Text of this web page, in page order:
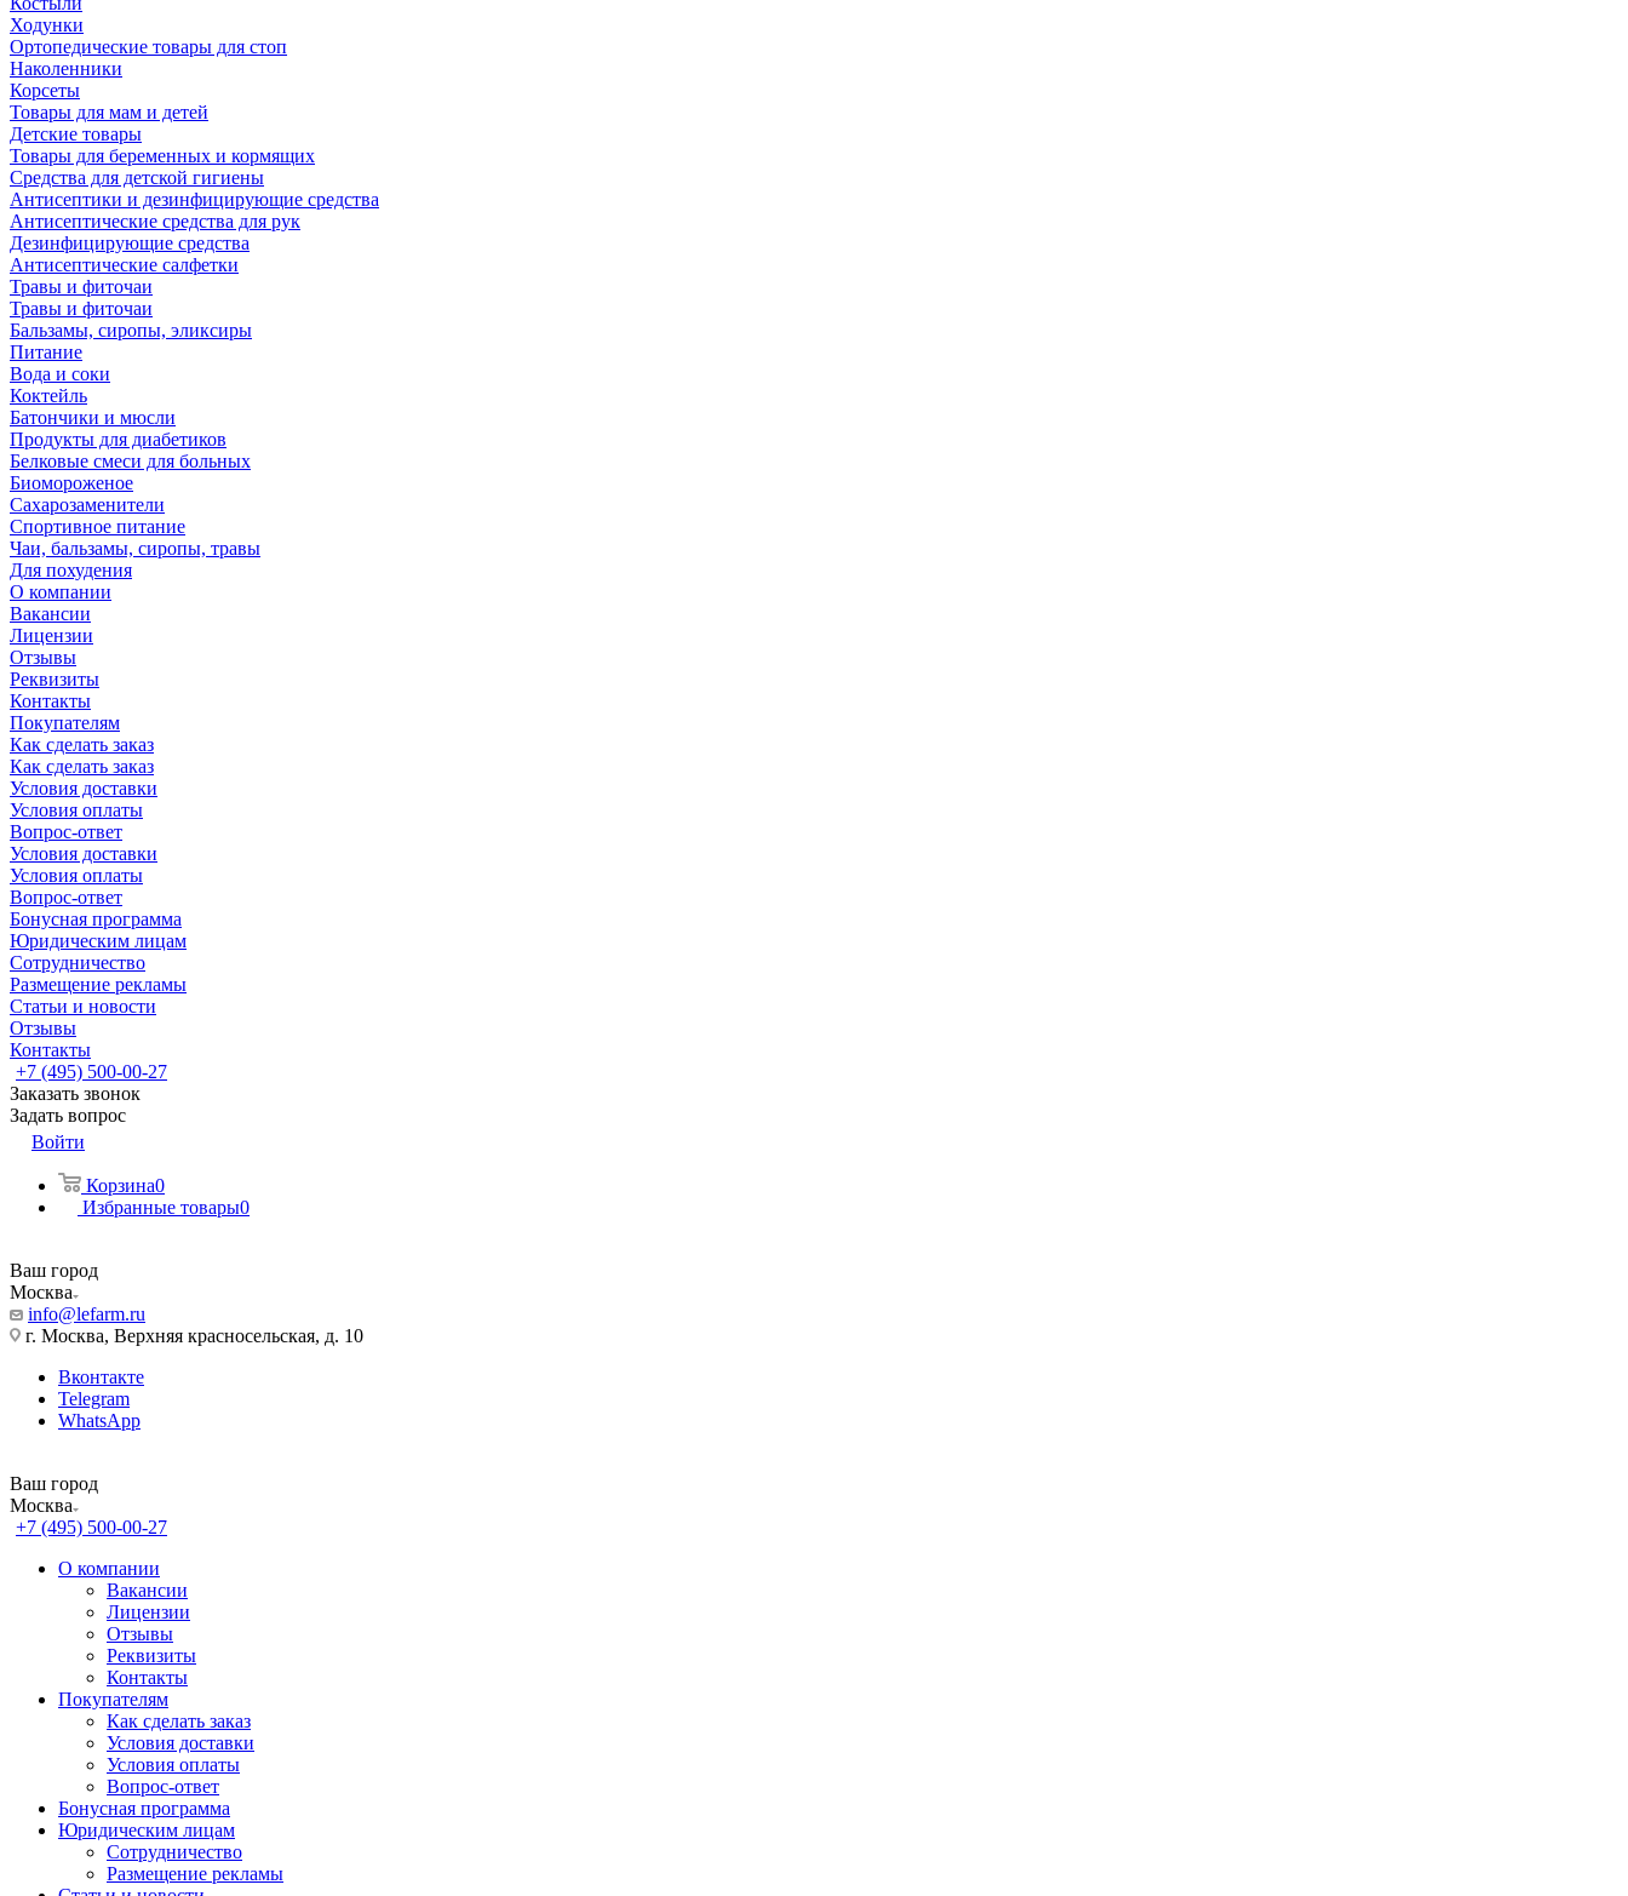
Ходунки
Ортопедические товары для стоп
Наколенники
Корсеты
Товары для мам и детей
Детские товары
Товары для беременных и кормящих
Средства для детской гигиены
Антисептики и дезинфицирующие средства
Антисептические средства для рук
Дезинфицирующие средства
Антисептические салфетки
Травы и фиточаи
Травы и фиточаи
Бальзамы, сиропы, эликсиры
Питание
Вода и соки
Коктейль
Батончики и мюсли
Продукты для диабетиков
Белковые смеси для больных
Биомороженое
Сахарозаменители
Спортивное питание
Чаи, бальзамы, сиропы, травы
Для похудения
О компании
Вакансии
Лицензии
Отзывы
Реквизиты
Контакты
Покупателям
Как сделать заказ
Как сделать заказ
Условия доставки
Условия оплаты
Вопрос-ответ
Условия доставки
Условия оплаты
Вопрос-ответ
Бонусная программа
Юридическим лицам
Сотрудничество
Размещение рекламы
Статьи и новости
Отзывы
Контакты
+7 (495) 500-00-27
Заказать звонок
Задать вопрос
Войти
Корзина0
Избранные товары0
Ваш город
Москва
info@lefarm.ru
г. Москва, Верхняя красносельская, д. 10
Вконтакте
Telegram
WhatsApp
Ваш город
Москва
+7 (495) 500-00-27
О компании
Вакансии
Лицензии
Отзывы
Реквизиты
Контакты
Покупателям
Как сделать заказ
Условия доставки
Условия оплаты
Вопрос-ответ
Бонусная программа
Юридическим лицам
Сотрудничество
Размещение рекламы